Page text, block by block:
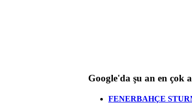
Google'da şu an en çok
FENERBAHÇE